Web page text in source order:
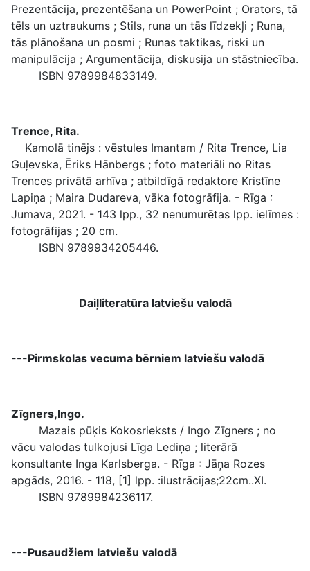
Prezentācija, prezentēšana un PowerPoint ; Orators, tā
tēls un uztraukums ; Stils, runa un tās līdzekļi ; Runa,
tās plānošana un posmi ; Runas taktikas, riski un
manipulācija ; Argumentācija, diskusija un stāstniecība.
ISBN 9789984833149.
Trence, Rita.
Kamolā tinējs : vēstules Imantam / Rita Trence, Lia
Guļevska, Ēriks Hānbergs ; foto materiāli no Ritas
Trences privātā arhīva ; atbildīgā redaktore Kristīne
Lapiņa ; Maira Dudareva, vāka fotogrāfija. - Rīga :
Jumava, 2021. - 143 lpp., 32 nenumurētas lpp. ielīmes :
fotogrāfijas ; 20 cm.
ISBN 9789934205446.
Daiļliteratūra latviešu valodā
---Pirmskolas vecuma bērniem latviešu valodā
Zīgners,Ingo.
Mazais pūķis Kokosrieksts / Ingo Zīgners ; no
vācu valodas tulkojusi Līga Lediņa ; literārā
konsultante Inga Karlsberga. - Rīga : Jāņa Rozes
apgāds, 2016. - 118, [1] lpp. :ilustrācijas;22cm..XI.
ISBN 9789984236117.
---Pusaudžiem latviešu valodā